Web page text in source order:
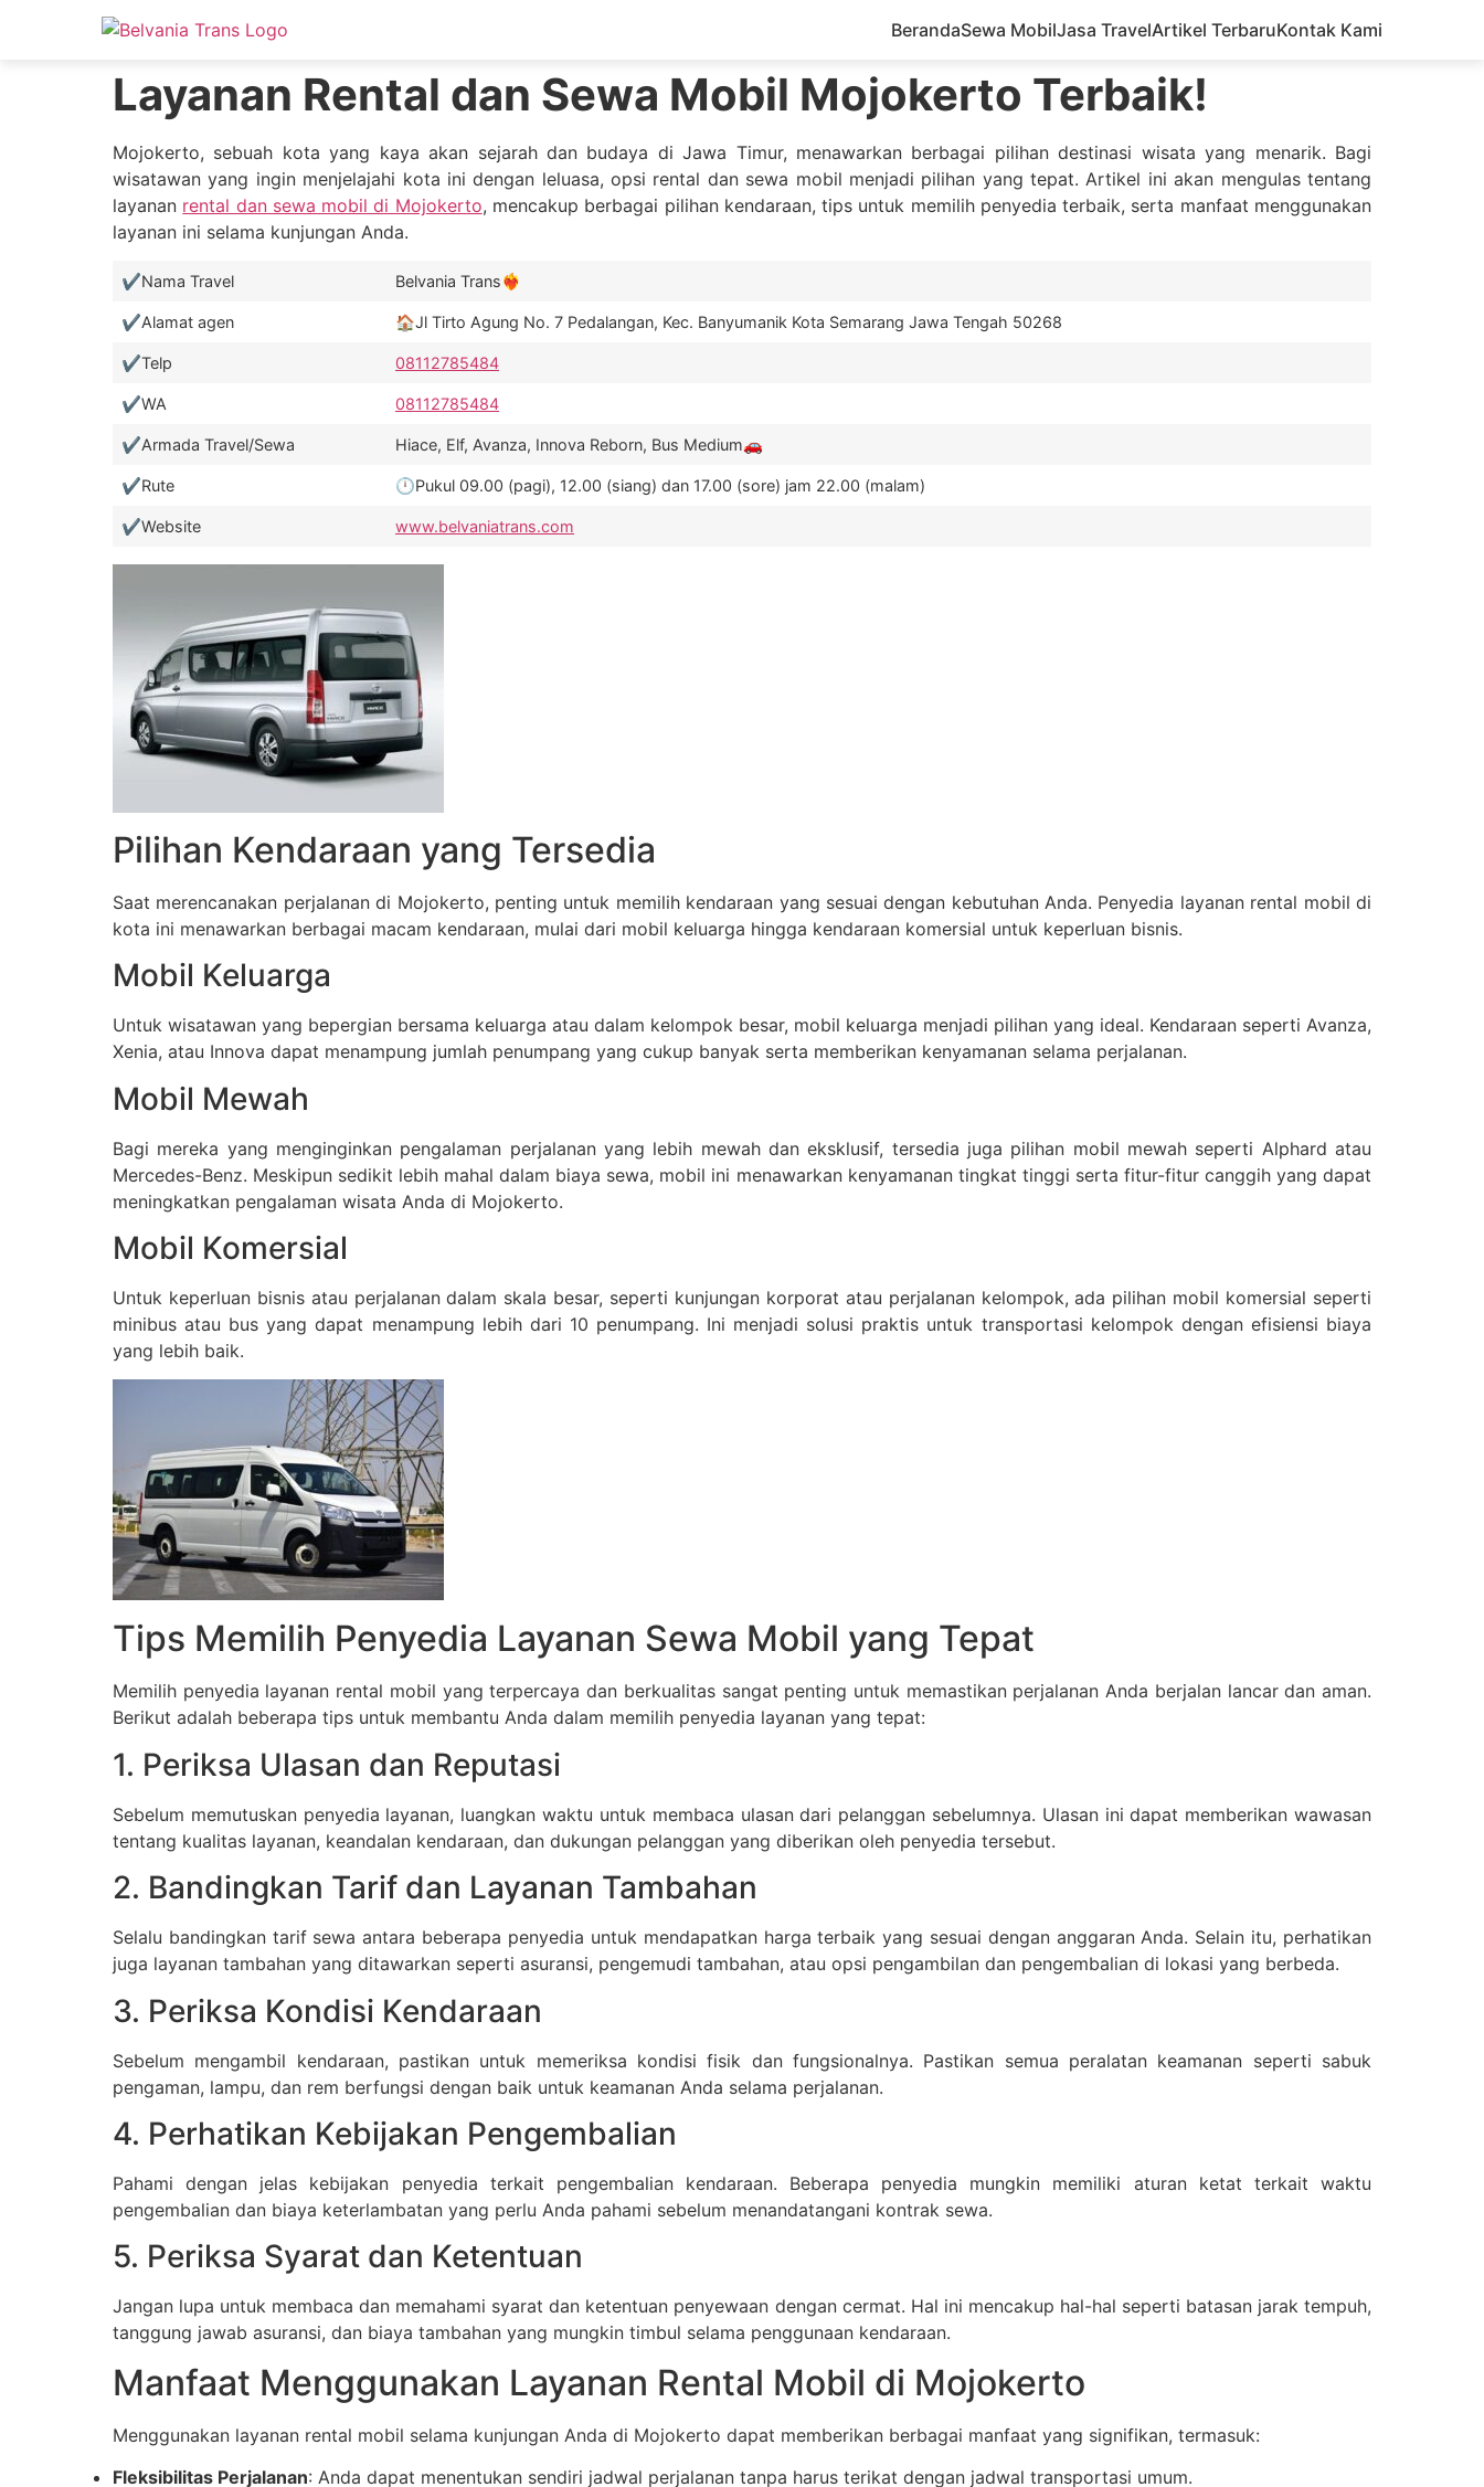
BerandaSewa MobilJasa TravelArtikel TerbaruKontak Kami
Layanan Rental dan Sewa Mobil Mojokerto Terbaik!
Mojokerto, sebuah kota yang kaya akan sejarah dan budaya di Jawa Timur, menawarkan berbagai pilihan destinasi wisata yang menarik. Bagi
wisatawan yang ingin menjelajahi kota ini dengan leluasa, opsi rental dan sewa mobil menjadi pilihan yang tepat. Artikel ini akan mengulas tentang
layanan rental dan sewa mobil di Mojokerto, mencakup berbagai pilihan kendaraan, tips untuk memilih penyedia terbaik, serta manfaat menggunakan
layanan ini selama kunjungan Anda.
✔️Nama Travel Belvania Trans❤️‍🔥
✔️Alamat agen 🏠Jl Tirto Agung No. 7 Pedalangan, Kec. Banyumanik Kota Semarang Jawa Tengah 50268
✔️Telp 08112785484
✔️WA 08112785484
✔️Armada Travel/Sewa Hiace, Elf, Avanza, Innova Reborn, Bus Medium🚗
✔️Rute 🕛Pukul 09.00 (pagi), 12.00 (siang) dan 17.00 (sore) jam 22.00 (malam)
✔️Website www.belvaniatrans.com
Pilihan Kendaraan yang Tersedia
Saat merencanakan perjalanan di Mojokerto, penting untuk memilih kendaraan yang sesuai dengan kebutuhan Anda. Penyedia layanan rental mobil di
kota ini menawarkan berbagai macam kendaraan, mulai dari mobil keluarga hingga kendaraan komersial untuk keperluan bisnis.
Mobil Keluarga
Untuk wisatawan yang bepergian bersama keluarga atau dalam kelompok besar, mobil keluarga menjadi pilihan yang ideal. Kendaraan seperti Avanza,
Xenia, atau Innova dapat menampung jumlah penumpang yang cukup banyak serta memberikan kenyamanan selama perjalanan.
Mobil Mewah
Bagi mereka yang menginginkan pengalaman perjalanan yang lebih mewah dan eksklusif, tersedia juga pilihan mobil mewah seperti Alphard atau
Mercedes-Benz. Meskipun sedikit lebih mahal dalam biaya sewa, mobil ini menawarkan kenyamanan tingkat tinggi serta fitur-fitur canggih yang dapat
meningkatkan pengalaman wisata Anda di Mojokerto.
Mobil Komersial
Untuk keperluan bisnis atau perjalanan dalam skala besar, seperti kunjungan korporat atau perjalanan kelompok, ada pilihan mobil komersial seperti
minibus atau bus yang dapat menampung lebih dari 10 penumpang. Ini menjadi solusi praktis untuk transportasi kelompok dengan efisiensi biaya
yang lebih baik.
Tips Memilih Penyedia Layanan Sewa Mobil yang Tepat
Memilih penyedia layanan rental mobil yang terpercaya dan berkualitas sangat penting untuk memastikan perjalanan Anda berjalan lancar dan aman.
Berikut adalah beberapa tips untuk membantu Anda dalam memilih penyedia layanan yang tepat:
1. Periksa Ulasan dan Reputasi
Sebelum memutuskan penyedia layanan, luangkan waktu untuk membaca ulasan dari pelanggan sebelumnya. Ulasan ini dapat memberikan wawasan
tentang kualitas layanan, keandalan kendaraan, dan dukungan pelanggan yang diberikan oleh penyedia tersebut.
2. Bandingkan Tarif dan Layanan Tambahan
Selalu bandingkan tarif sewa antara beberapa penyedia untuk mendapatkan harga terbaik yang sesuai dengan anggaran Anda. Selain itu, perhatikan
juga layanan tambahan yang ditawarkan seperti asuransi, pengemudi tambahan, atau opsi pengambilan dan pengembalian di lokasi yang berbeda.
3. Periksa Kondisi Kendaraan
Sebelum mengambil kendaraan, pastikan untuk memeriksa kondisi fisik dan fungsionalnya. Pastikan semua peralatan keamanan seperti sabuk
pengaman, lampu, dan rem berfungsi dengan baik untuk keamanan Anda selama perjalanan.
4. Perhatikan Kebijakan Pengembalian
Pahami dengan jelas kebijakan penyedia terkait pengembalian kendaraan. Beberapa penyedia mungkin memiliki aturan ketat terkait waktu
pengembalian dan biaya keterlambatan yang perlu Anda pahami sebelum menandatangani kontrak sewa.
5. Periksa Syarat dan Ketentuan
Jangan lupa untuk membaca dan memahami syarat dan ketentuan penyewaan dengan cermat. Hal ini mencakup hal-hal seperti batasan jarak tempuh,
tanggung jawab asuransi, dan biaya tambahan yang mungkin timbul selama penggunaan kendaraan.
Manfaat Menggunakan Layanan Rental Mobil di Mojokerto
Menggunakan layanan rental mobil selama kunjungan Anda di Mojokerto dapat memberikan berbagai manfaat yang signifikan, termasuk:
Fleksibilitas Perjalanan: Anda dapat menentukan sendiri jadwal perjalanan tanpa harus terikat dengan jadwal transportasi umum.